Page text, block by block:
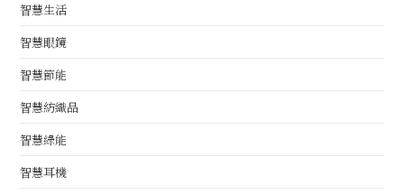
智慧生活
智慧眼鏡
智慧節能
智慧紡織品
智慧綠能
智慧耳機